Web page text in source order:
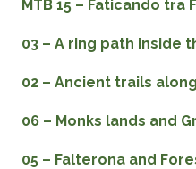
MTB 15 – Faticando
03 – A ring path inside
02 – Ancient trails
06 – Monks lands and
05 – Falterona and